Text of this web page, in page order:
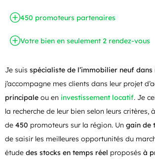
450 promoteurs partenaires
Votre bien en seulement 2 rendez-vous
Je suis spécialiste de l’immobilier neuf
j’accompagne mes clients dans leur projet
principale ou en investissement locatif. Je
la recherche de leur bien selon leurs critères,
de 450 promoteurs sur la région. Un gain de
de saisir les meilleures opportunités du
étude des stocks en temps réel proposés à